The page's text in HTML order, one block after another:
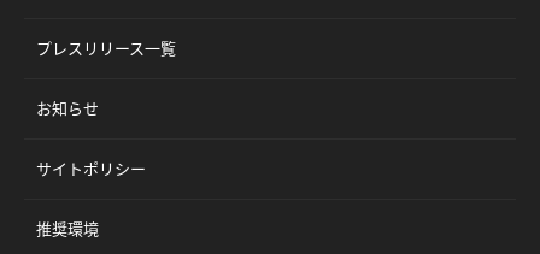
プレスリリース一覧
お知らせ
サイトポリシー
推奨環境